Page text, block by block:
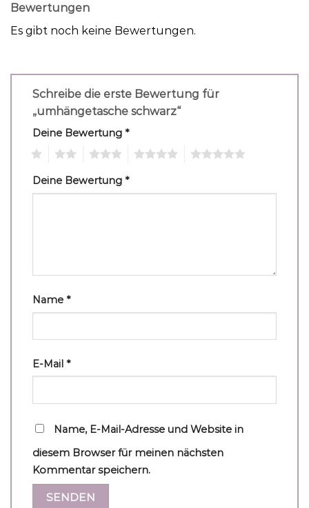
Bewertungen
Es gibt noch keine Bewertungen.
Schreibe die erste Bewertung für
„umhängetasche schwarz“
Deine Bewertung *
Deine Bewertung *
Name *
E-Mail *
Name, E-Mail-Adresse und Website in
diesem Browser für meinen nächsten
Kommentar speichern.